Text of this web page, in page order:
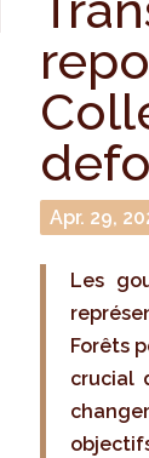
Apr. 29,
Les
Forêts
crucial